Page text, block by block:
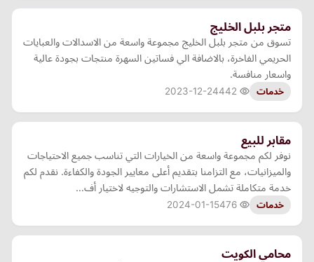
متجر بلبل الخليج
تسوق من متجر بلبل الخليج مجموعة واسعة من الاسدالات والعبايات
الحريمي الفاخرة، بالاضافة الي فساتين السهرة منتجات بجودة عالية
واسعار منافسة.
خدمات 2023-12-24
مقابر للبيع
نوفر لكم مجموعة واسعة من الخيارات التي تناسب جميع الاحتياجات
والميزانيات، مع التزامنا بتقديم أعلى معايير الجودة والكفاءة. نقدم لكم
خدمة متكاملة تشمل الاستشارات والتوجيه لاختيار أف…
خدمات 2024-01-15
محامي الكويت